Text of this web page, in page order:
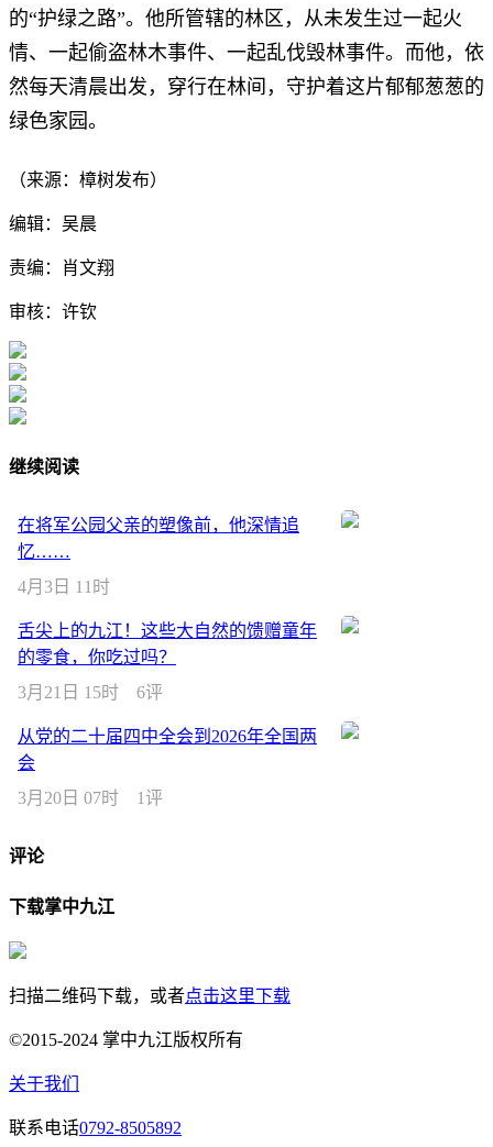
的“护绿之路”。他所管辖的林区，从未发生过一起火
情、一起偷盗林木事件、一起乱伐毁林事件。而他，依
然每天清晨出发，穿行在林间，守护着这片郁郁葱葱的
绿色家园。
（来源：樟树发布）
编辑：吴晨
责编：肖文翔
审核：许钦
继续阅读
在将军公园父亲的塑像前，他深情追
忆……
4月3日 11时
舌尖上的九江！这些大自然的馈赠童年
的零食，你吃过吗？
3月21日 15时
6评
从党的二十届四中全会到2026年全国两
会
3月20日 07时
1评
评论
下载掌中九江
扫描二维码下载，或者点击这里下载
©2015-2024 掌中九江版权所有
关于我们
联系电话0792-8505892